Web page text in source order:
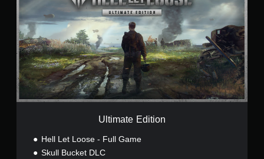
英
语
)
m
a
t
e
E
d
i
t
i
Ultimate Edition
Hell Let Loose - Full Game
Skull Bucket DLC